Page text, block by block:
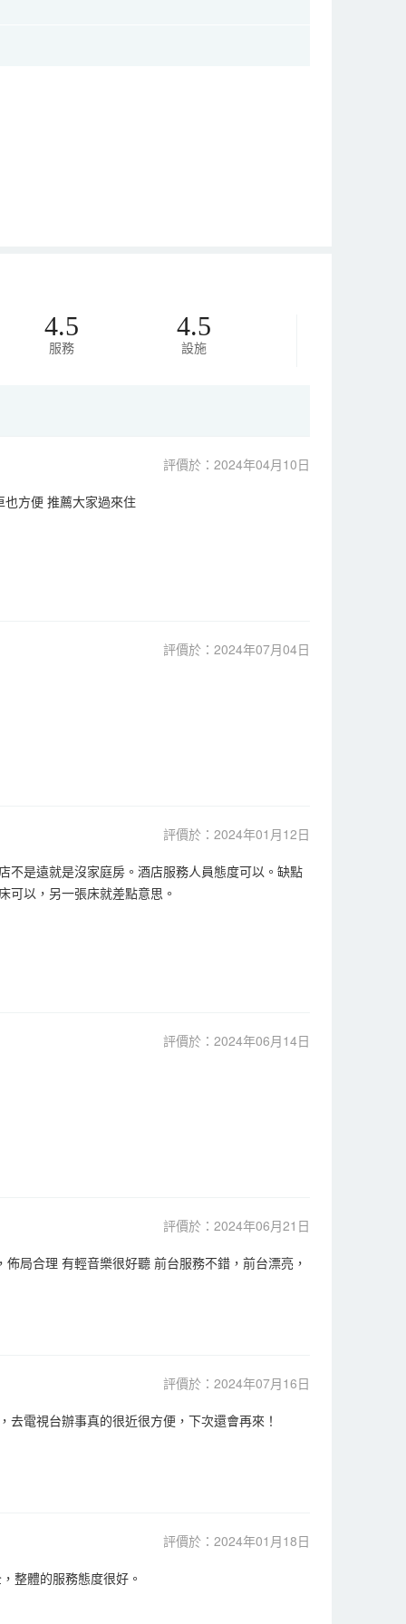
4.5
服務
4.5
設施
評價於：2024年04月10日
方便 推薦大家過來住
評價於：2024年07月04日
評價於：2024年01月12日
不是遠就是沒家庭房。酒店服務人員態度可以。缺點
可以，另一張床就差點意思。
評價於：2024年06月14日
評價於：2024年06月21日
局合理 有輕音樂很好聽 前台服務不錯，前台漂亮，
評價於：2024年07月16日
電視台辦事真的很近很方便，下次還會再來！
評價於：2024年01月18日
整體的服務態度很好。